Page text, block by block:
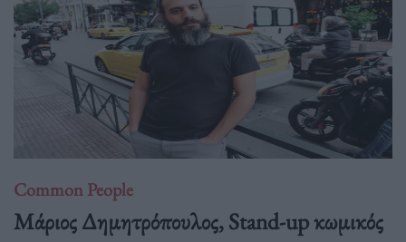
Common People
Mάριος Δημητρόπουλος, Stand-up κωμικός